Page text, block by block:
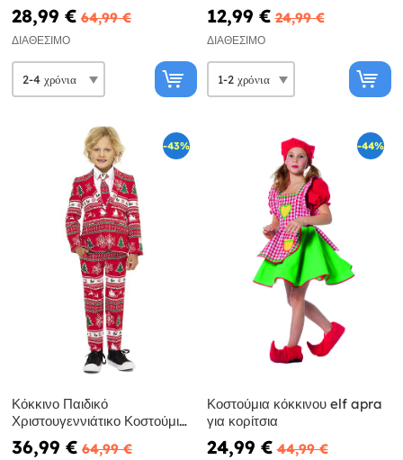
28,99 € 64,99 €
ΔΙΑΘΈΣΙΜΟ
12,99 € 24,99 €
ΔΙΑΘΈΣΙΜΟ
-43%
Κόκκινο Παιδικό
Χριστουγεννιάτικο Κοστούμι
"Wonderland" - Opposuits
36,99 € 64,99 €
-44%
Κοστούμια κόκκινου elf apra
για κορίτσια
24,99 € 44,99 €